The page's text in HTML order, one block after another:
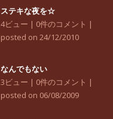
ステキな夜を☆
4ビュー | 0件のコメント |
posted on 24/12/2010
なんでもない
3ビュー | 0件のコメント |
posted on 06/08/2009